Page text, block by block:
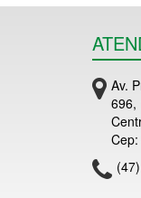
Av.
696,